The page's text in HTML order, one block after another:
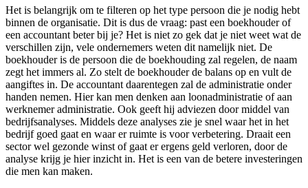
Het is belangrijk om te filteren op het type persoon die je nodig hebt
binnen de organisatie. Dit is dus de vraag: past een boekhouder of
een accountant beter bij je? Het is niet zo gek dat je niet weet wat de
verschillen zijn, vele ondernemers weten dit namelijk niet. De
boekhouder is de persoon die de boekhouding zal regelen, de naam
zegt het immers al. Zo stelt de boekhouder de balans op en vult de
aangiftes in. De accountant daarentegen zal de administratie onder
handen nemen. Hier kan men denken aan loonadministratie of aan
werknemer administratie. Ook geeft hij adviezen door middel van
bedrijfsanalyses. Middels deze analyses zie je snel waar het in het
bedrijf goed gaat en waar er ruimte is voor verbetering. Draait een
sector wel gezonde winst of gaat er ergens geld verloren, door de
analyse krijg je hier inzicht in. Het is een van de betere investeringen
die men kan maken.